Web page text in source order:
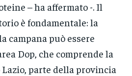
– ha affermato -. Il
è fondamentale: la
campana può essere
Dop, che comprende la
Lazio, parte della provincia